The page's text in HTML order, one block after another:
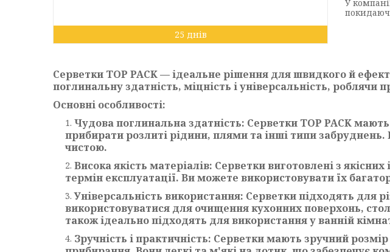
25 днів
У
Серветки TOP PACK — ідеальне рішення для швидкого й
поглинальну здатність, міцність і універсальність,
Основні особливості:
Чудова поглинальна здатність: Серветки TOP PACK
прибирати розлиті рідини, плями та інші типи
чистою.
Висока якість матеріалів: Серветки виготовлені з
термін експлуатації. Ви можете використовувати їх
Універсальність використання: Серветки підходять для
використовуватися для очищення кухонних поверхонь,
також ідеально підходять для використання у ванній
Зручність і практичність: Серветки мають зручний